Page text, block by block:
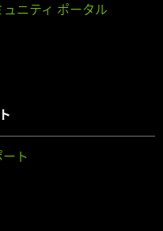
ュニティ ポータル
ト